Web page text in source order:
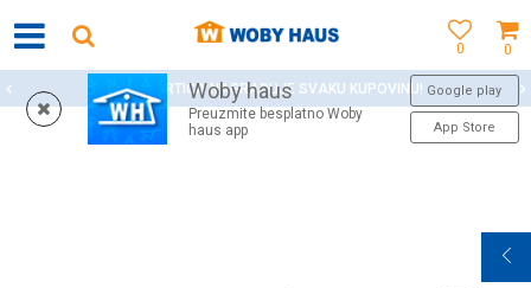
0
0
Woby haus
Preuzmite besplatno Woby
haus app
Google play
App Store
WOBY KARTICA NAGRAĐUJE SVAKU KUPOVINU!